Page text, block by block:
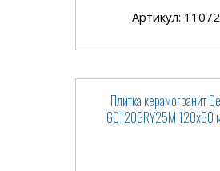
Артикул:
Плитка керамогранит
60120GRY25M 120x60